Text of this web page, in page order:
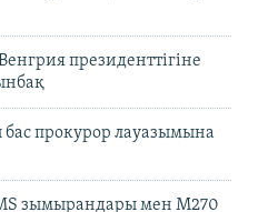
президенттігіне
прокурор лауазымына
зымырандары мен M270